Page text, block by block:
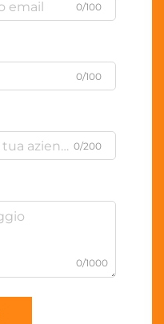
0/100
0/100
0/200
0/1000